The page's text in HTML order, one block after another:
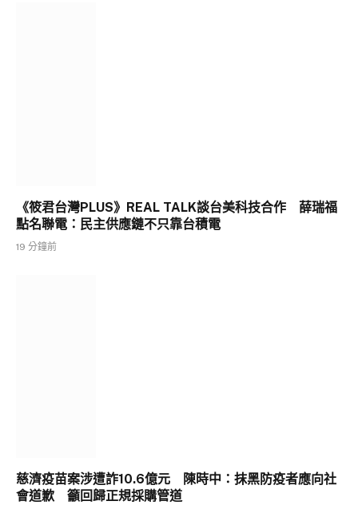
《筱君台灣PLUS》REAL TALK談台美科技合作 薛瑞福
點名聯電：民主供應鏈不只靠台積電
19 分鐘前
慈濟疫苗案涉遭詐10.6億元 陳時中：抹黑防疫者應向社
會道歉 籲回歸正規採購管道